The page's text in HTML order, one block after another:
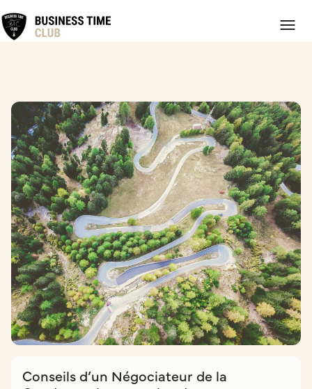
Conseils d’un Négociateur de la